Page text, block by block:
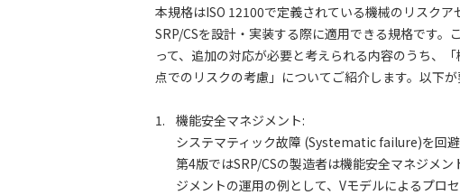
本規格はISO 12100で定義されている機械のリスク
SRP/CSを設計・実装する際に適用できる規格です
って、追加の対応が必要と考えられる内容のうち、
点でのリスクの考慮」についてご紹介します。以下が
1.
機能安全マネジメント:
システマティック故障 (Systematic failure)を回
第4版ではSRP/CSの製造者は機能安全マネジメ
ジメントの運用の例として、Vモデルによるプロ